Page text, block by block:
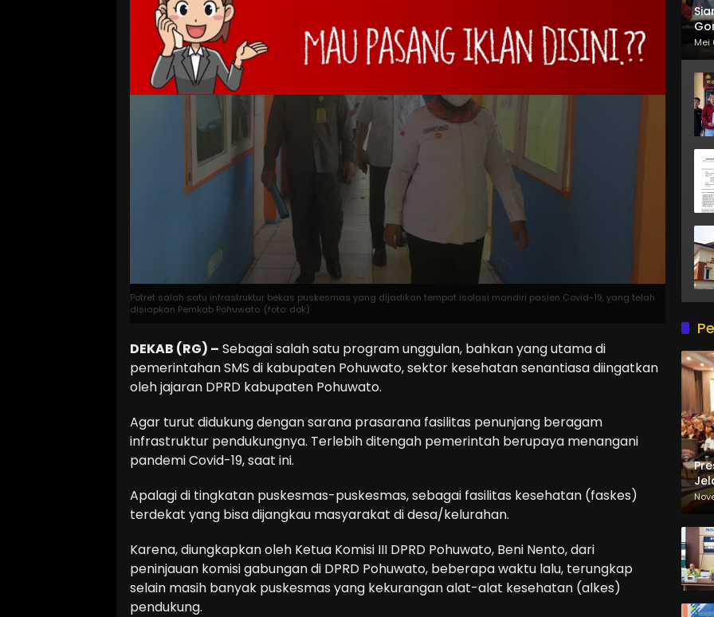
Potret salah satu infrastruktur bekas puskesmas yang dijadikan tempat isolasi mandiri pasien Covid-19, yang telah
disiapkan Pemkab Pohuwato. (foto: dok)
DEKAB (RG) – Sebagai salah satu program unggulan, bahkan yang utama di
pemerintahan SMS di kabupaten Pohuwato, sektor kesehatan senantiasa diingatkan
oleh jajaran DPRD kabupaten Pohuwato.
Agar turut didukung dengan sarana prasarana fasilitas penunjang beragam
infrastruktur pendukungnya. Terlebih ditengah pemerintah berupaya menangani
pandemi Covid-19, saat ini.
Apalagi di tingkatan puskesmas-puskesmas, sebagai fasilitas kesehatan (faskes)
terdekat yang bisa dijangkau masyarakat di desa/kelurahan.
Karena, diungkapkan oleh Ketua Komisi III DPRD Pohuwato, Beni Nento, dari
peninjauan komisi gabungan di DPRD Pohuwato, beberapa waktu lalu, terungkap
selain masih banyak puskesmas yang kekurangan alat-alat kesehatan (alkes)
pendukung.
Mei